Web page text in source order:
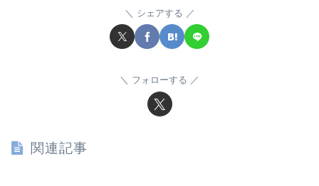
シェアする
フォローする
関連記事